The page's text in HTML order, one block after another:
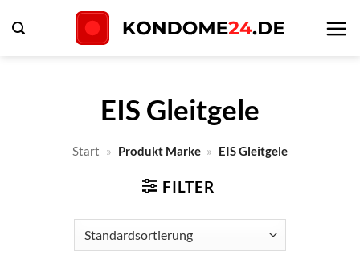
Inhalt
EIS Gleitgele
Start » Produkt Marke » EIS Gleitgele
FILTER